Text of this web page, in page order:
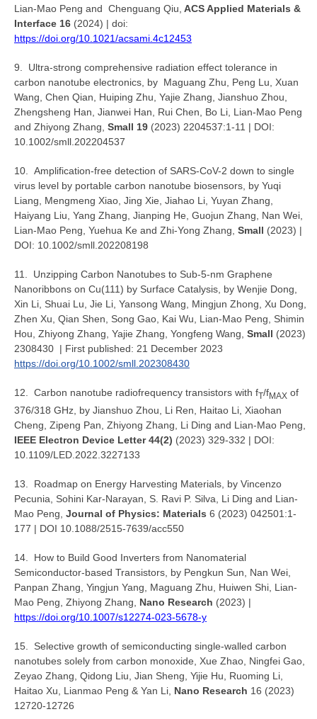
Lian-Mao Peng and Chenguang Qiu, ACS Applied Materials &
Interface 16 (2024) | doi:
https://doi.org/10.1021/acsami.4c12453
9. Ultra-strong comprehensive radiation effect tolerance in
carbon nanotube electronics, by Maguang Zhu, Peng Lu, Xuan
Wang, Chen Qian, Huiping Zhu, Yajie Zhang, Jianshuo Zhou,
Zhengsheng Han, Jianwei Han, Rui Chen, Bo Li, Lian-Mao Peng
and Zhiyong Zhang, Small 19 (2023) 2204537:1-11 | DOI:
10.1002/smll.202204537
10. Amplification-free detection of SARS-CoV-2 down to single
virus level by portable carbon nanotube biosensors, by Yuqi
Liang, Mengmeng Xiao, Jing Xie, Jiahao Li, Yuyan Zhang,
Haiyang Liu, Yang Zhang, Jianping He, Guojun Zhang, Nan Wei,
Lian-Mao Peng, Yuehua Ke and Zhi-Yong Zhang, Small (2023) |
DOI: 10.1002/smll.202208198
11. Unzipping Carbon Nanotubes to Sub-5-nm Graphene
Nanoribbons on Cu(111) by Surface Catalysis, by Wenjie Dong,
Xin Li, Shuai Lu, Jie Li, Yansong Wang, Mingjun Zhong, Xu Dong,
Zhen Xu, Qian Shen, Song Gao, Kai Wu, Lian-Mao Peng, Shimin
Hou, Zhiyong Zhang, Yajie Zhang, Yongfeng Wang, Small (2023)
2308430 | First published: 21 December 2023
https://doi.org/10.1002/smll.202308430
12. Carbon nanotube radiofrequency transistors with fT/fMAX of
376/318 GHz, by Jianshuo Zhou, Li Ren, Haitao Li, Xiaohan
Cheng, Zipeng Pan, Zhiyong Zhang, Li Ding and Lian-Mao Peng,
IEEE Electron Device Letter 44(2) (2023) 329-332 | DOI:
10.1109/LED.2022.3227133
13. Roadmap on Energy Harvesting Materials, by Vincenzo
Pecunia, Sohini Kar-Narayan, S. Ravi P. Silva, Li Ding and Lian-
Mao Peng, Journal of Physics: Materials 6 (2023) 042501:1-
177 | DOI 10.1088/2515-7639/acc550
14. How to Build Good Inverters from Nanomaterial
Semiconductor-based Transistors, by Pengkun Sun, Nan Wei,
Panpan Zhang, Yingjun Yang, Maguang Zhu, Huiwen Shi, Lian-
Mao Peng, Zhiyong Zhang, Nano Research (2023) |
https://doi.org/10.1007/s12274-023-5678-y
15. Selective growth of semiconducting single-walled carbon
nanotubes solely from carbon monoxide, Xue Zhao, Ningfei Gao,
Zeyao Zhang, Qidong Liu, Jian Sheng, Yijie Hu, Ruoming Li,
Haitao Xu, Lianmao Peng & Yan Li, Nano Research 16 (2023)
12720-12726